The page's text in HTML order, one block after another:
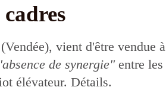
vient d'être vendue à
de synergie" entre les
élévateur. Détails.